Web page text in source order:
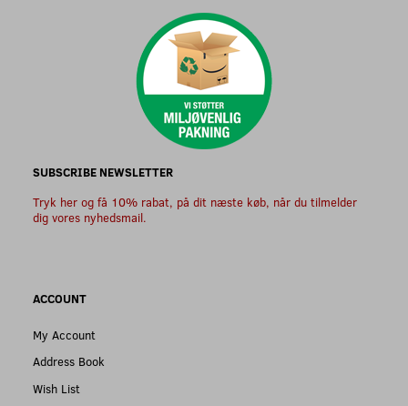
SUBSCRIBE NEWSLETTER
Tryk her og få 10% rabat, på dit næste køb, når du tilmelder
dig vores nyhedsmail.
ACCOUNT
My Account
Address Book
Wish List